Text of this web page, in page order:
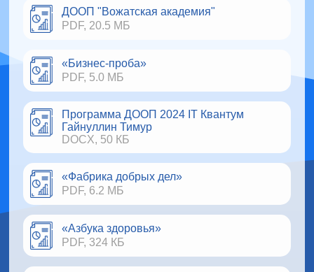
ДООП "Вожатская академия"
PDF, 20.5 МБ
«Бизнес-проба»
PDF, 5.0 МБ
Программа ДООП 2024 IT Квантум
Гайнуллин Тимур
DOCX, 50 КБ
«Фабрика добрых дел»
PDF, 6.2 МБ
«Азбука здоровья»
PDF, 324 КБ